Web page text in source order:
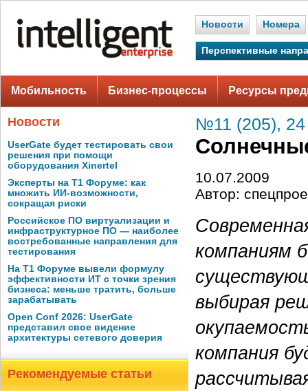
Новости Номера
Перспективные
Мобильность Бизнес-процессы Ресурсы
Новости
UserGate будет тестировать свои
решения при помощи
оборудования Xinertel
Эксперты на Т1 Форуме: как
множить ИИ-возможности,
сокращая риски
Российское ПО виртуализации и
инфраструктурное ПО — наиболее
востребованные направления для
тестирования
На Т1 Форуме вывели формулу
эффективности ИТ с точки зрения
бизнеса: меньше тратить, больше
зарабатывать
Open Conf 2026: UserGate
представил свое видение
архитектуры сетевого доверия
Рекомендуемые статьи
№11 (205), 24
10.07.2009
Автор:
компаниям
выбирая
компания